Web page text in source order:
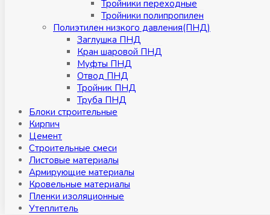
Тройники переходные
Тройники полипропилен
Полиэтилен низкого давления(ПНД)
Заглушка ПНД
Кран шаровой ПНД
Муфты ПНД
Отвод ПНД
Тройник ПНД
Труба ПНД
Блоки строительные
Кирпич
Цемент
Строительные смеси
Листовые материалы
Армирующие материалы
Кровельные материалы
Пленки изоляционные
Утеплитель